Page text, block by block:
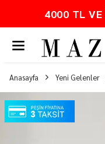
PEŞİN
Anasayfa Yeni Gelenler